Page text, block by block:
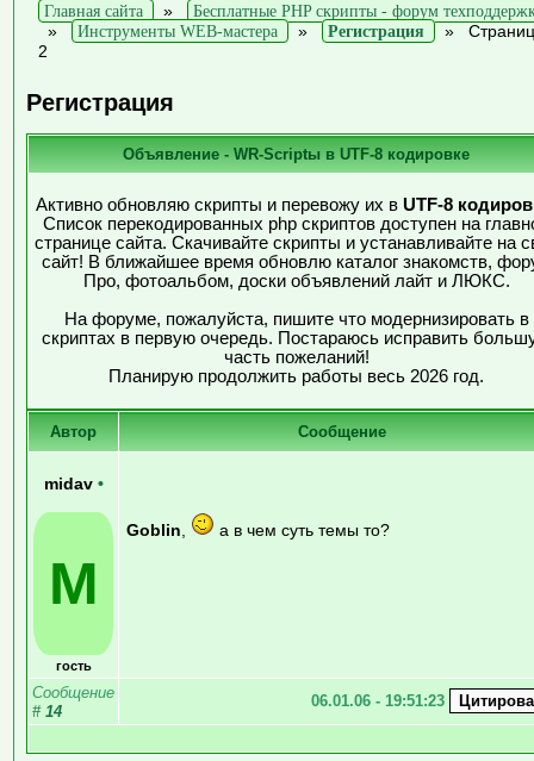
Главная сайта »
Бесплатные PHP скрипты - форум
»
Инструменты WEB-мастера » Регистрация »
2
Регистрация
Объявление - WR-Scriptы в UTF-8 кодировке
Активно обновляю скрипты и перевожу их в UTF-8
Список перекодированных php скриптов доступен на
странице сайта. Скачивайте скрипты и устанавливайте на
сайт! В ближайшее время обновлю каталог знакомств,
Про, фотоальбом, доски объявлений лайт и ЛЮКС.
На форуме, пожалуйста, пишите что модернизировать в
скриптах в первую очередь. Постараюсь исправить
часть пожеланий!
Планирую продолжить работы весь 2026 год.
Автор Сообщение
midav •
M
гость
Goblin а в чем суть темы то?
Сообщение
# 14
06.01.06 - 19:51:23